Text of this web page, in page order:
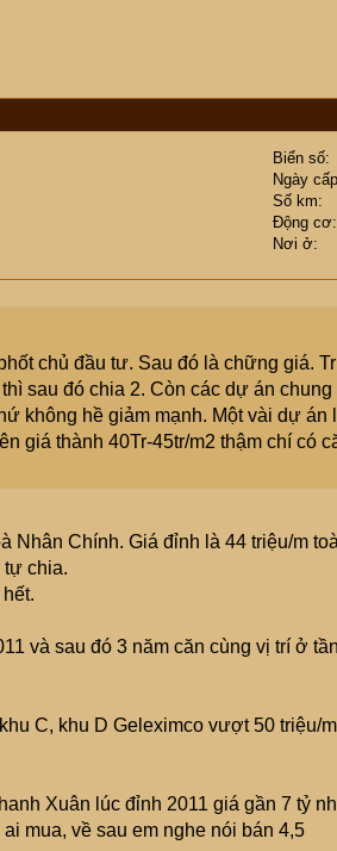
Biển số
Ngày
Số km
Động cơ
Nơi ở
chủ đầu tư. Sau đó là chững giá.
sau đó chia 2. Còn các dự án
không hề giảm mạnh. Một vài dự án
giá thành 40Tr-45tr/m2 thậm chí có
Nhân Chính. Giá đỉnh là 44 triệu/m
tự chia.
và sau đó 3 năm căn cùng vị trí ở
C, khu D Geleximco vượt 50 triệu/
Xuân lúc đỉnh 2011 giá gần 7 tỷ
mua, về sau em nghe nói bán 4,5